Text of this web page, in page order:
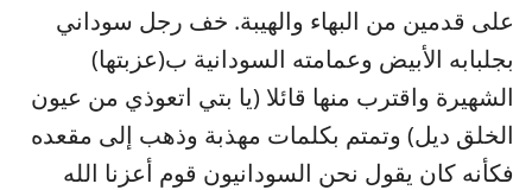
على قدمين من البهاء والهيبة. خف رجل سوداني
بجلبابه الأبيض وعمامته السودانية ب(عزبتها)
الشهيرة واقترب منها قائلا (يا بتي اتعوذي من عيون
الخلق ديل) وتمتم بكلمات مهذبة وذهب إلى مقعده
فكأنه كان يقول نحن السودانيون قوم أعزنا الله